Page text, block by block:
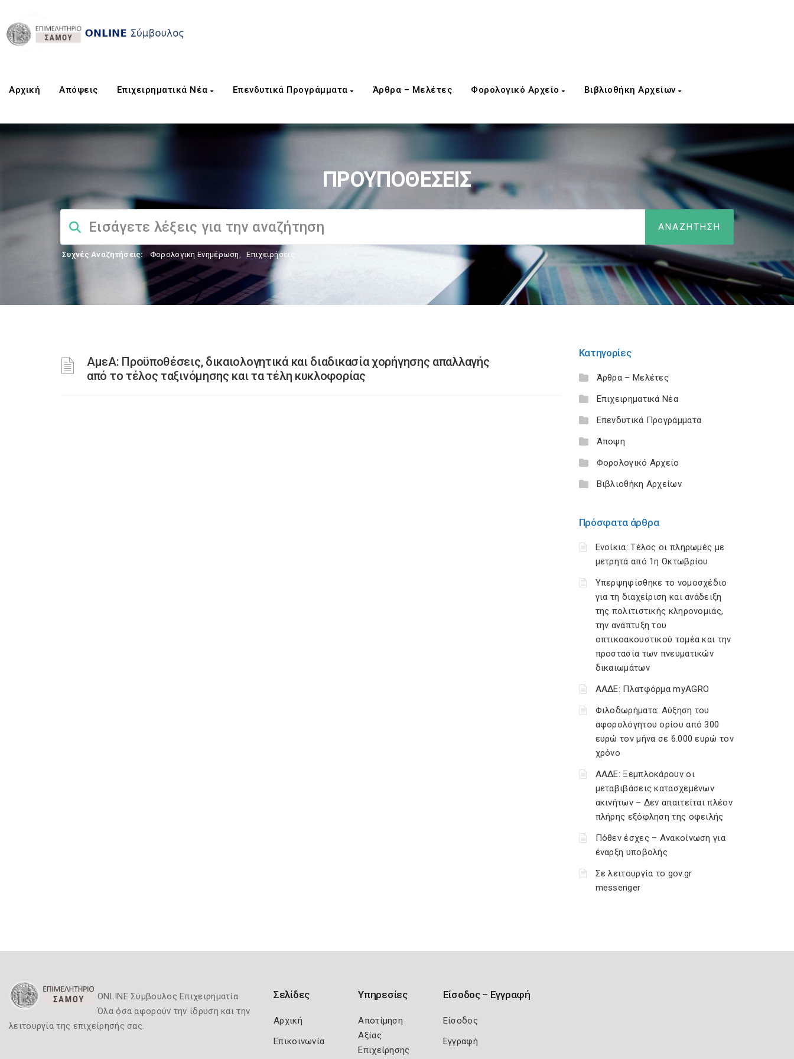
Αρχική Aπόψεις Επιχειρηματικά Νέα Επενδυτικά Προγράμματα Άρθρα – Μελέτες Φορολογικό Αρχείο Βιβλιοθήκη Αρχείων
ΠΡΟΥΠΟΘΕΣΕΙΣ
Συχνές Αναζητήσεις: Φορολογικη Ενημέρωση, Επιχειρήσεις
ΑμεΑ: Προϋποθέσεις, δικαιολογητικά και διαδικασία χορήγησης απαλλαγής
από το τέλος ταξινόμησης και τα τέλη κυκλοφορίας
Κατηγορίες
Άρθρα – Μελέτες
Επιχειρηματικά Νέα
Επενδυτικά Προγράμματα
Άποψη
Φορολογικό Αρχείο
Βιβλιοθήκη Αρχείων
Πρόσφατα άρθρα
Ενοίκια: Τέλος οι πληρωμές με
μετρητά από 1η Οκτωβρίου
Υπερψηφίσθηκε το νομοσχέδιο
για τη διαχείριση και ανάδειξη
της πολιτιστικής κληρονομιάς,
την ανάπτυξη του
οπτικοακουστικού τομέα και την
προστασία των πνευματικών
δικαιωμάτων
ΑΑΔΕ: Πλατφόρμα myAGRO
Φιλοδωρήματα: Αύξηση του
αφορολόγητου ορίου από 300
ευρώ τον μήνα σε 6.000 ευρώ τον
χρόνο
ΑΑΔΕ: Ξεμπλοκάρουν οι
μεταβιβάσεις κατασχεμένων
ακινήτων – Δεν απαιτείται πλέον
πλήρης εξόφληση της οφειλής
Πόθεν έσχες – Ανακοίνωση για
έναρξη υποβολής
Σε λειτουργία το gov.gr
messenger
ONLINE Σύμβουλος Επιχειρηματία
Όλα όσα αφορούν την ίδρυση και την
λειτουργία της επιχείρησής σας.
Σελίδες
Αρχική
Επικοινωνία
Υπηρεσίες
Αποτίμηση
Αξίας
Επιχείρησης
Είσοδος – Εγγραφή
Είσοδος
Εγγραφή